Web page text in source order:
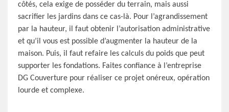
côtés, cela exige de posséder du terrain, mais aussi
sacrifier les jardins dans ce cas-là. Pour l’agrandissement
par la hauteur, il faut obtenir l’autorisation administrative
et qu’il vous est possible d’augmenter la hauteur de la
maison. Puis, il faut refaire les calculs du poids que peut
supporter les fondations. Faites confiance à l’entreprise
DG Couverture pour réaliser ce projet onéreux, opération
lourde et complexe.